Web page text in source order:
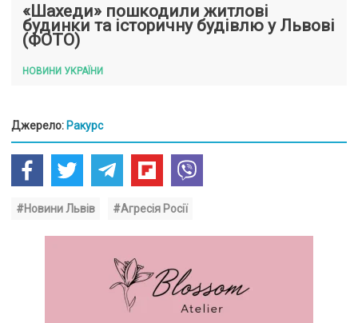
«Шахеди» пошкодили житлові
будинки та історичну будівлю у Львові
(ФОТО)
НОВИНИ УКРАЇНИ
Джерело: Ракурс
#Новини Львів #Агресія Росії